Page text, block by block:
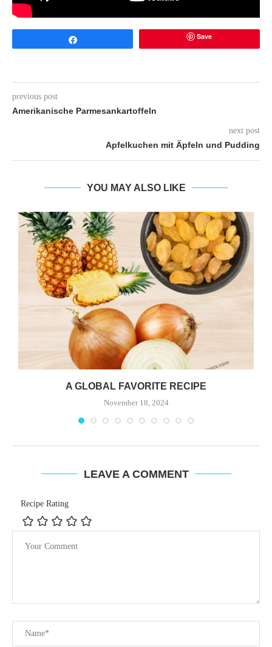
Save
previous post
Amerikanische Parmesankartoffeln
next post
Apfelkuchen mit Äpfeln und Pudding
YOU MAY ALSO LIKE
A GLOBAL FAVORITE RECIPE
November 18, 2024
LEAVE A COMMENT
Recipe Rating